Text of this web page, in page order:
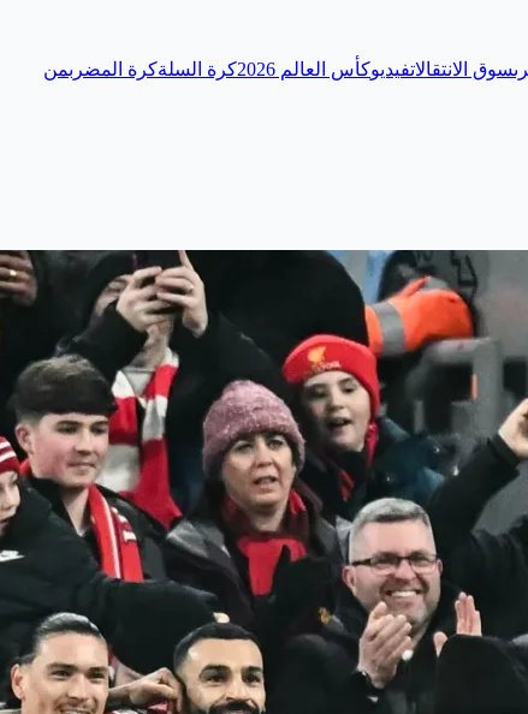
سوق الانتقالاتفيديوكأس العالم 2026 كرة السلةكرة المضربمن